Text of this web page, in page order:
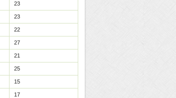
23
23
22
27
21
25
15
17